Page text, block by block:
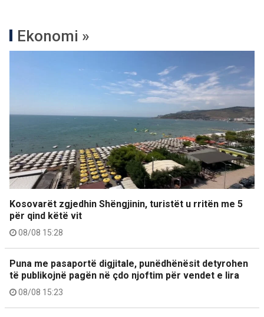
Ekonomi »
Kosovarët zgjedhin Shëngjinin, turistët u rritën me 5
për qind këtë vit
08/08 15:28
Puna me pasaportë digjitale, punëdhënësit detyrohen
të publikojnë pagën në çdo njoftim për vendet e lira
08/08 15:23